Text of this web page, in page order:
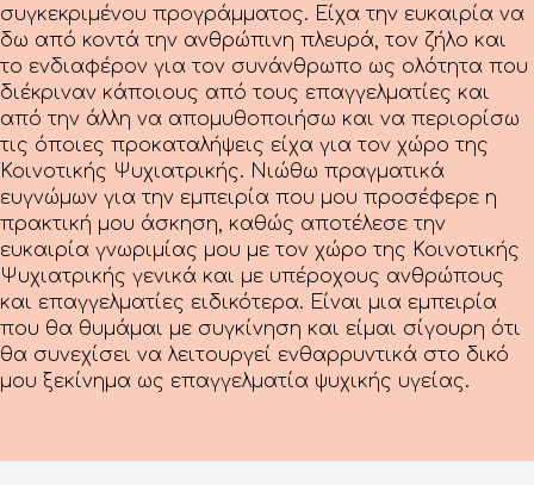
συγκεκριμένου προγράμματος. Είχα την ευκαιρία να
δω από κοντά την ανθρώπινη πλευρά, τον ζήλο και
το ενδιαφέρον για τον συνάνθρωπο ως ολότητα που
διέκριναν κάποιους από τους επαγγελματίες και
από την άλλη να απομυθοποιήσω και να περιορίσω
τις όποιες προκαταλήψεις είχα για τον χώρο της
Κοινοτικής Ψυχιατρικής. Νιώθω πραγματικά
ευγνώμων για την εμπειρία που μου προσέφερε η
πρακτική μου άσκηση, καθώς αποτέλεσε την
ευκαιρία γνωριμίας μου με τον χώρο της Κοινοτικής
Ψυχιατρικής γενικά και με υπέροχους ανθρώπους
και επαγγελματίες ειδικότερα. Είναι μια εμπειρία
που θα θυμάμαι με συγκίνηση και είμαι σίγουρη ότι
θα συνεχίσει να λειτουργεί ενθαρρυντικά στο δικό
μου ξεκίνημα ως επαγγελματία ψυχικής υγείας.